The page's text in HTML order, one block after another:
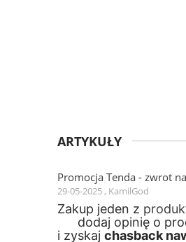
ARTYKUŁY
Promocja Tenda - zwrot
29-05-2025 , KamilGod
Zakup jeden z
dodaj opinię o
i zyskaj chasback